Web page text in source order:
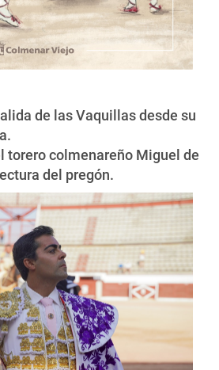
de las Vaquillas desde su
torero colmenareño Miguel de
del pregón.